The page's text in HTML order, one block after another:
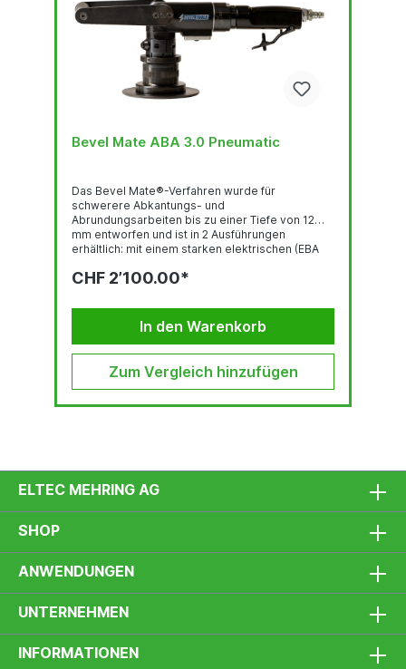
Bevel Mate ABA 3.0 Pneumatic
Das Bevel Mate®-Verfahren wurde für
schwerere Abkantungs- und
Abrundungsarbeiten bis zu einer Tiefe von 12
mm entworfen und ist in 2 Ausführungen
erhältlich: mit einem starken elektrischen (EBA
(ABA 3.0). Das Bevel Mate® Konzept: ist schnell
Lebensdauer ist praktisch verlangt lediglich
minimale körperliche Anstrengung ermöglicht
sicheres und gesundes Arbeiten ist...
CHF 2’100.00*
In den Warenkorb
Zum Vergleich hinzufügen
ELTEC MEHRING AG
SHOP
ANWENDUNGEN
UNTERNEHMEN
INFORMATIONEN